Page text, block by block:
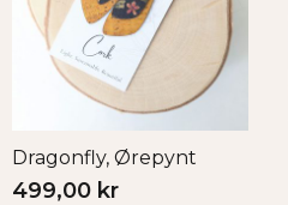
Dragonfly, Ørepynt
499,00 kr